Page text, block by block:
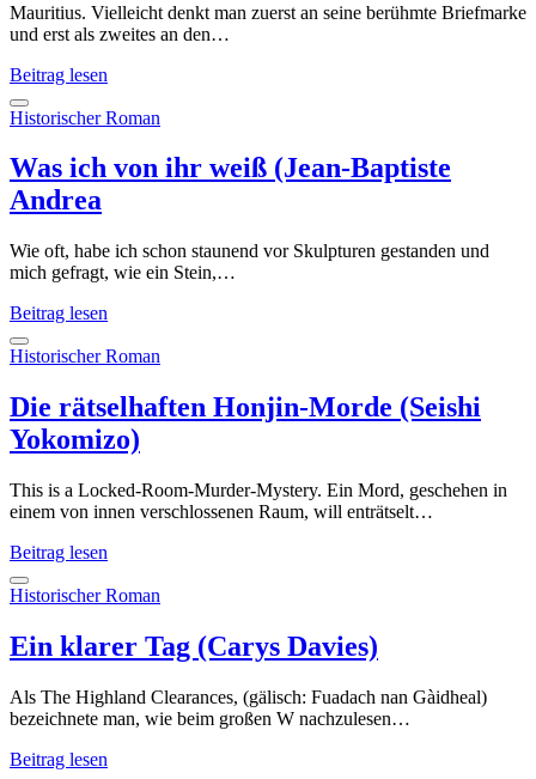
Mauritius. Vielleicht denkt man zuerst an seine berühmte Briefmarke
und erst als zweites an den…
Beitrag lesen
Lächeln
Riambel
(Priya
Historischer Roman
Was ich von ihr weiß (Jean-Baptiste
Andrea
Wie oft, habe ich schon staunend vor Skulpturen gestanden und
mich gefragt, wie ein Stein,…
Beitrag lesen
von
weiß
(Jean-
Baptiste
Historischer Roman
Die rätselhaften Honjin-Morde (Seishi
Yokomizo)
This is a Locked-Room-Murder-Mystery. Ein Mord, geschehen in
einem von innen verschlossenen Raum, will enträtselt…
Beitrag lesen
Honjin-
(Seishi
Yokomizo)
Historischer Roman
Ein klarer Tag (Carys Davies)
Als The Highland Clearances, (gälisch: Fuadach nan Gàidheal)
bezeichnete man, wie beim großen W nachzulesen…
Beitrag lesen